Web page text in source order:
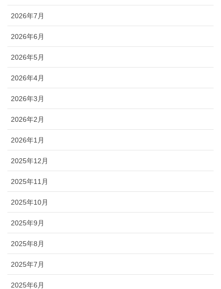
2026年7月
2026年6月
2026年5月
2026年4月
2026年3月
2026年2月
2026年1月
2025年12月
2025年11月
2025年10月
2025年9月
2025年8月
2025年7月
2025年6月